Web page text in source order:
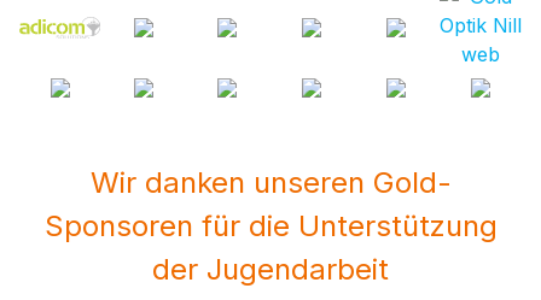
Wir danken unseren Gold-
Sponsoren für die Unterstützung
der Jugendarbeit